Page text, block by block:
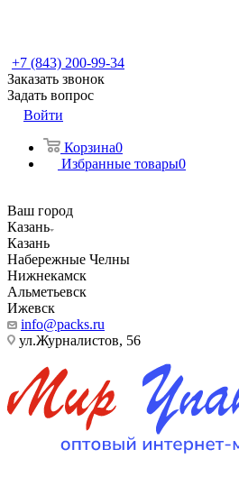
+7 (843) 200-99-34
Заказать звонок
Задать вопрос
Войти
Корзина0
Избранные товары0
Ваш город
Казань
Казань
Набережные Челны
Нижнекамск
Альметьевск
Ижевск
info@packs.ru
ул.Журналистов, 56